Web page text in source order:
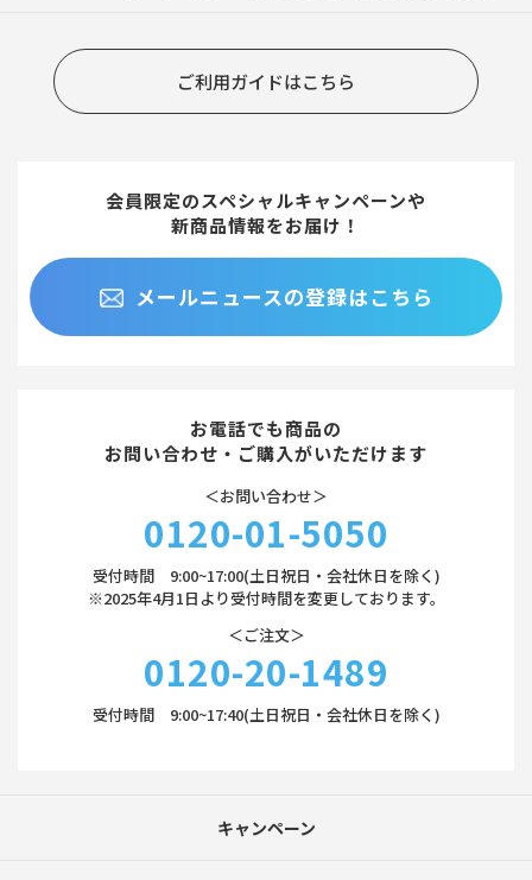
ご利用ガイドはこちら
会員限定のスペシャルキャンペーンや
新商品情報をお届け！
メールニュースの登録はこちら
お電話でも商品の
お問い合わせ・ご購入がいただけます
＜お問い合わせ＞
0120-01-5050
受付時間 9:00~17:00(土日祝日・会社休日を除く)
※2025年4月1日より受付時間を変更しております。
＜ご注文＞
0120-20-1489
受付時間 9:00~17:40(土日祝日・会社休日を除く)
キャンペーン